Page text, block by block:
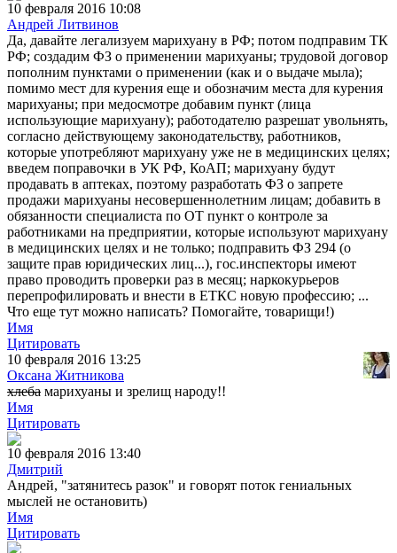
10 февраля 2016 10:08
Андрей Литвинов
Да, давайте легализуем марихуану в РФ; потом подправим ТК
РФ; создадим ФЗ о применении марихуаны; трудовой договор
пополним пунктами о применении (как и о выдаче мыла);
помимо мест для курения еще и обозначим места для курения
марихуаны; при медосмотре добавим пункт (лица
использующие марихуану); работодателю разрешат увольнять,
согласно действующему законодательству, работников,
которые употребляют марихуану уже не в медицинских целях;
введем поправочки в УК РФ, КоАП; марихуану будут
продавать в аптеках, поэтому разработать ФЗ о запрете
продажи марихуаны несовершеннолетним лицам; добавить в
обязанности специалиста по ОТ пункт о контроле за
работниками на предприятии, которые используют марихуану
в медицинских целях и не только; подправить ФЗ 294 (о
защите прав юридических лиц...), гос.инспекторы имеют
право проводить проверки раз в месяц; наркокурьеров
перепрофилировать и внести в ЕТКС новую профессию; ...
Что еще тут можно написать? Помогайте, товарищи!)
Имя
Цитировать
10 февраля 2016 13:25
Оксана Житникова
хлеба марихуаны и зрелищ народу!!
Имя
Цитировать
10 февраля 2016 13:40
Дмитрий
Андрей, "затянитесь разок" и говорят поток гениальных
мыслей не остановить)
Имя
Цитировать